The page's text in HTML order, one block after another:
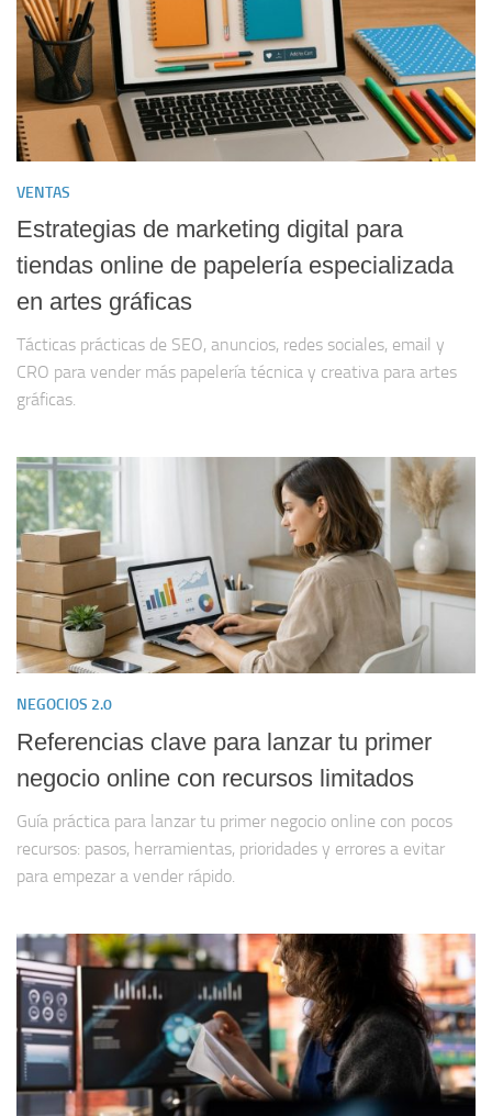
VENTAS
Estrategias de marketing digital para
tiendas online de papelería especializada
en artes gráficas
Tácticas prácticas de SEO, anuncios, redes sociales, email y
CRO para vender más papelería técnica y creativa para artes
gráficas.
NEGOCIOS 2.0
Referencias clave para lanzar tu primer
negocio online con recursos limitados
Guía práctica para lanzar tu primer negocio online con pocos
recursos: pasos, herramientas, prioridades y errores a evitar
para empezar a vender rápido.